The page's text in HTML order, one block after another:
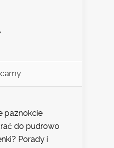
paznokcie
do pudrowo
Porady i